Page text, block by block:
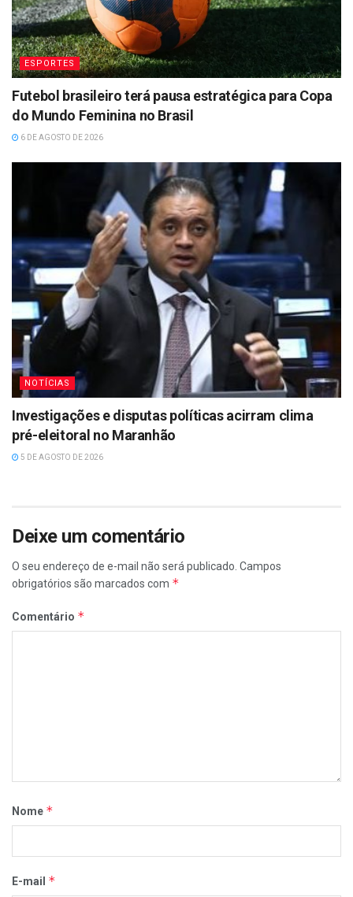
ESPORTES
Futebol brasileiro terá pausa estratégica para Copa
do Mundo Feminina no Brasil
6 DE AGOSTO DE 2026
NOTÍCIAS
Investigações e disputas políticas acirram clima
pré-eleitoral no Maranhão
5 DE AGOSTO DE 2026
Deixe um comentário
O seu endereço de e-mail não será publicado. Campos
obrigatórios são marcados com *
Comentário *
Nome *
E-mail *